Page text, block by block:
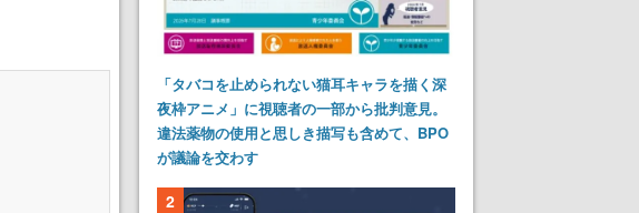
「タバコを止められない猫耳キャラを描く深
夜枠アニメ」に視聴者の一部から批判意見。
違法薬物の使用と思しき描写も含めて、BPO
が議論を交わす
2